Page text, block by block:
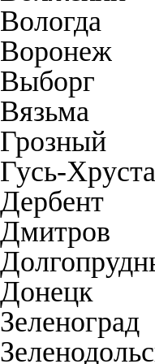
Вологда
Воронеж
Выборг
Вязьма
Грозный
Гусь-
Дербент
Дмитров
Донецк
Зеленоград